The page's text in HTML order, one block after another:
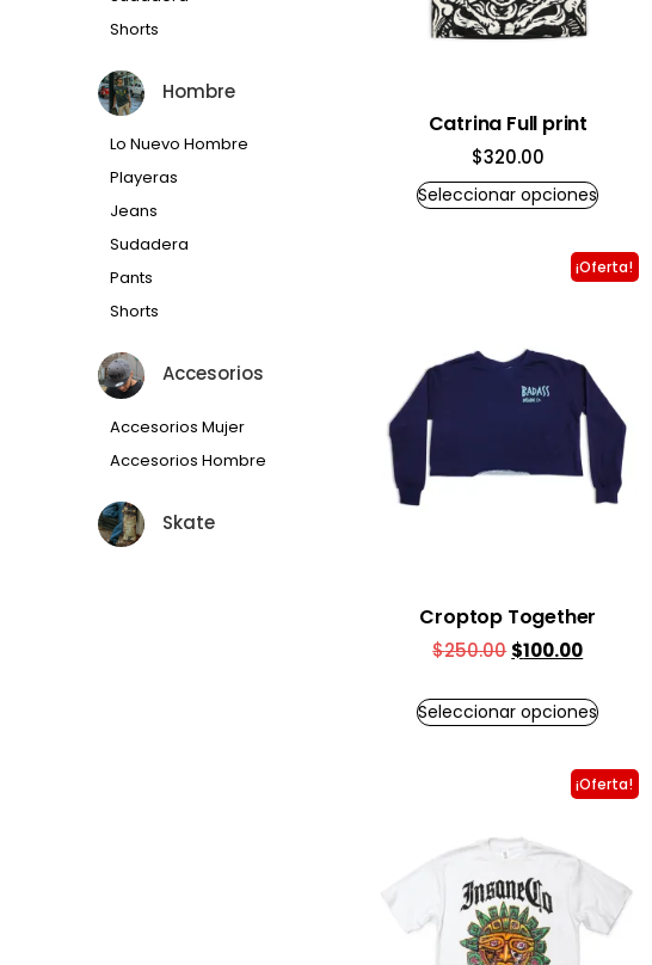
Shorts
Hombre
Lo Nuevo Hombre
Playeras
Jeans
Sudadera
Pants
Shorts
Accesorios
Accesorios Mujer
Accesorios Hombre
Skate
Catrina Full print
$320.00
Seleccionar opciones
¡Oferta!
Croptop Together
$250.00 $100.00
Seleccionar opciones
¡Oferta!